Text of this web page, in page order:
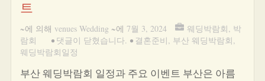
트
~에 의해 venues Wedding ~에 7월 3, 2024 웨딩박람회, 박
람회
• 댓글이 닫혔습니다. • 결혼준비, 부산 웨딩박람회,
웨딩박람회일정
부산 웨딩박람회 일정과 주요 이벤트 부산은 아름